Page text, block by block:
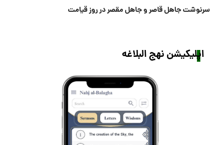
سرنوشت جاهل قاصر و جاهل مقصر در روز قیامت
اپلیکیشن نهج البلاغه